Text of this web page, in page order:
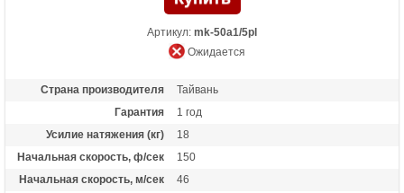
Артикул: mk-50a1/5pl
Ожидается
Страна производителя
Тайвань
Гарантия
1 год
Усилие натяжения (кг)
18
Начальная скорость, ф/сек
150
Начальная скорость, м/сек
46